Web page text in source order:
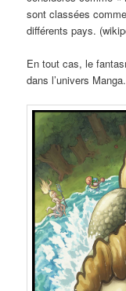
sont classées
différents pays.
En tout cas, le
dans l’univers Manga.